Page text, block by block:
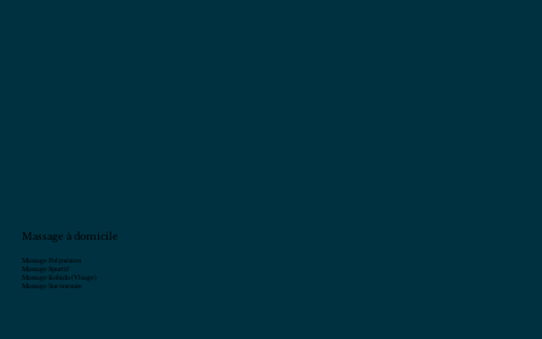
Massage à domicile
Massage Polynésien
Massage Sportif
Massage Kobido (Visage)
Massage Sur-mesure